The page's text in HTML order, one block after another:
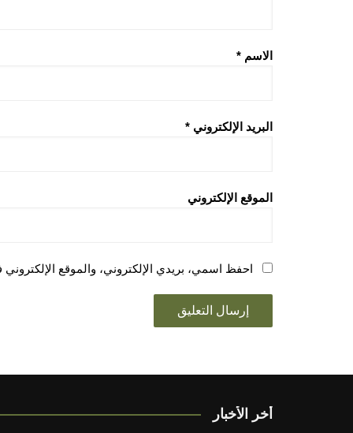
الاسم *
البريد الإلكتروني *
الموقع الإلكتروني
احفظ اسمي، بريدي الإلكتروني، والموقع
أخر الأخبار